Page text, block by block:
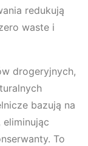
redukują
waste i
drogeryjnych,
bazują na
To